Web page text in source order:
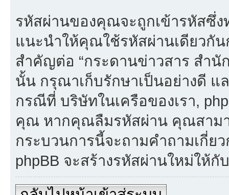
รหัสผ่านของคุณจะถูกเข้ารหัสซึ่ง
แนะนำให้คุณใช้รหัสผ่านเดียวกั
สำคัญต่อ “กระดานข่าวสาร สำ
นั้น กรุณาเก็บรักษาเป็นอย่างดี แ
กรณีที่ บริษัทในเครือของเรา,
คุณ หากคุณลืมรหัสผ่าน คุณสามาร
กระบวนการนี้จะถามคำถามเกี่ย
phpBB จะสร้างรหัสผ่านใหม่ให้